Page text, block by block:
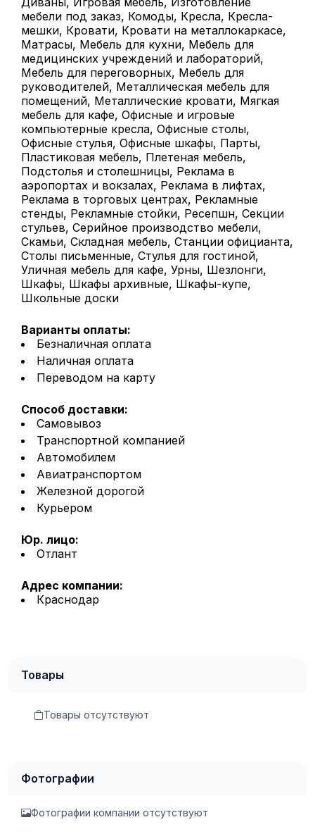
мебели под заказ, Комоды, Кресла, Кресла-
мешки, Кровати, Кровати на металлокаркасе,
Матрасы, Мебель для кухни, Мебель для
медицинских учреждений и лабораторий,
Мебель для переговорных, Мебель для
руководителей, Металлическая мебель для
помещений, Металлические кровати, Мягкая
мебель для кафе, Офисные и игровые
компьютерные кресла, Офисные столы,
Офисные стулья, Офисные шкафы, Парты,
Пластиковая мебель, Плетеная мебель,
Подстолья и столешницы, Реклама в
аэропортах и вокзалах, Реклама в лифтах,
Реклама в торговых центрах, Рекламные
стенды, Рекламные стойки, Ресепшн, Секции
стульев, Серийное производство мебели,
Скамьи, Складная мебель, Станции официанта,
Столы письменные, Стулья для гостиной,
Уличная мебель для кафе, Урны, Шезлонги,
Шкафы, Шкафы архивные, Шкафы-купе,
Школьные доски
Варианты оплаты:
Безналичная оплата
Наличная оплата
Переводом на карту
Способ доставки:
Самовывоз
Транспортной компанией
Автомобилем
Авиатранспортом
Железной дорогой
Курьером
Юр. лицо:
Отлант
Адрес компании:
Краснодар
Товары
Товары отсутствуют
Фотографии
Фотографии компании отсутствуют